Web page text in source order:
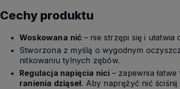
Cechy produktu
Woskowana nić – nie strzępi się i ułatwia
Stworzona z myślą o wygodnym
nitkowaniu tylnych zębów.
Regulacja napięcia nici – zapewnia
ranienia dziąseł. Aby naprężyć nić ściśnij